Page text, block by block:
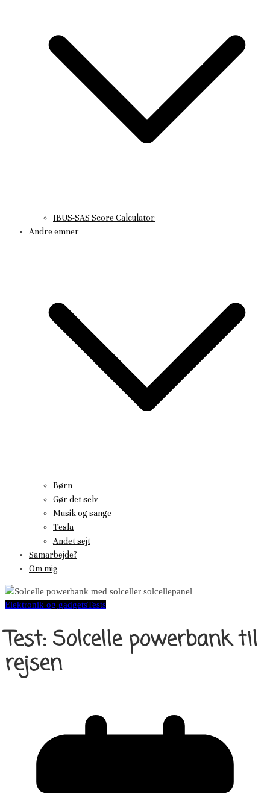
IBUS-SAS Score Calculator
Andre emner
Børn
Gør det selv
Musik og sange
Tesla
Andet sejt
Samarbejde?
Om mig
Elektronik og gadgetsTests
Test: Solcelle powerbank til
rejsen